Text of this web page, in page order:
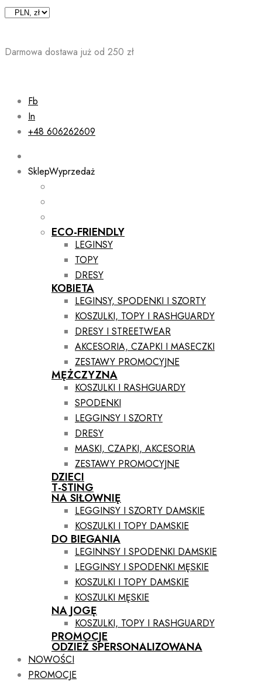
Skip
Darmowa dostawa już od 250 zł
Fb
In
+48 606262609
SklepWyprzedaż
ECO-FRIENDLY
LEGINSY
TOPY
DRESY
KOBIETA
LEGINSY, SPODENKI I SZORTY
KOSZULKI, TOPY I RASHGUARDY
DRESY I STREETWEAR
AKCESORIA, CZAPKI I MASECZKI
ZESTAWY PROMOCYJNE
MĘŻCZYZNA
KOSZULKI I RASHGUARDY
SPODENKI
LEGGINSY I SZORTY
DRESY
MASKI, CZAPKI, AKCESORIA
ZESTAWY PROMOCYJNE
DZIECI
T-STING
NA SIŁOWNIĘ
LEGGINSY I SZORTY DAMSKIE
KOSZULKI I TOPY DAMSKIE
DO BIEGANIA
LEGINNSY I SPODENKI DAMSKIE
LEGGINSY I SPODENKI MĘSKIE
KOSZULKI I TOPY DAMSKIE
KOSZULKI MĘSKIE
NA JOGĘ
KOSZULKI, TOPY I RASHGUARDY
PROMOCJE
ODZIEŻ SPERSONALIZOWANA
NOWOŚCI
PROMOCJE